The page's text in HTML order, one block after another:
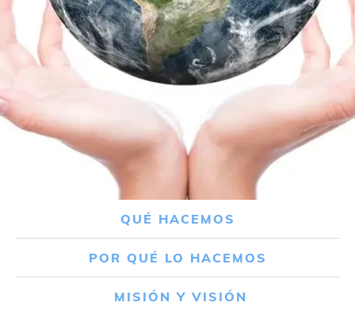
QUÉ HACEMOS
POR QUÉ LO HACEMOS
MISIÓN Y VISIÓN